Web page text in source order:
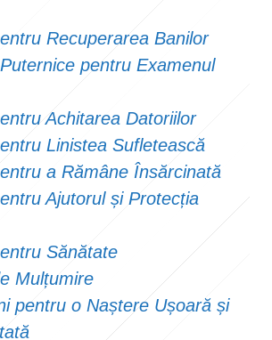
Recuperarea Banilor
pentru Examenul
Achitarea Datoriilor
Linistea Sufletească
a Rămâne Însărcinată
Ajutorul și Protecția
Sănătate
Mulțumire
pentru o Naștere Ușoară și